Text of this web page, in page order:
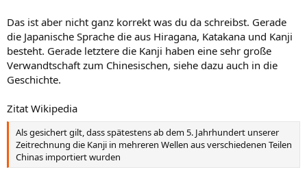
verstehen etwa 5.000 - 10.000 Wörter kennen müssen.
Und diese ganze Lernerei kann ziemlich schnell zu viel Frust führen.
Es sei denn, du lernst mal eben in einer Stunde 100 solcher Zeichen,
was ich allerdings doch für recht unwahrscheinlich halte
Das ist aber nicht ganz korrekt was du da schreibst. Gerade
die Japanische Sprache die aus Hiragana, Katakana und Kanji
besteht. Gerade letztere die Kanji haben eine sehr große
Verwandtschaft zum Chinesischen, siehe dazu auch in die
Geschichte.
Zitat Wikipedia
Als gesichert gilt, dass spätestens ab dem 5. Jahrhundert unserer
Zeitrechnung die Kanji in mehreren Wellen aus verschiedenen Teilen
Chinas importiert wurden